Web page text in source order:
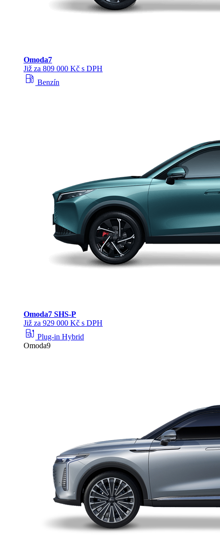
Omoda7
Již za 809 000 Kč s DPH
local_gas_station Benzín
Omoda7 SHS-P
Již za 929 000 Kč s DPH
ev_station Plug-in Hybrid
Omoda9